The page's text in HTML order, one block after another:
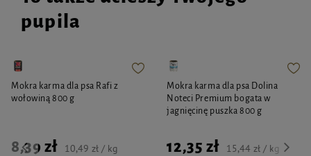
pupila
Mokra karma dla psa Rafi z
wołowiną 800 g
8,39 zł 10,49 zł / kg
Mokra karma dla psa Dolina
Noteci Premium bogata w
jagnięcinę puszka 800 g
12,35 zł 15,44 zł / kg